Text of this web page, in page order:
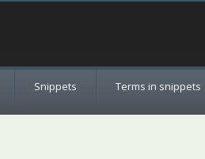
Snippets Terms in snippets